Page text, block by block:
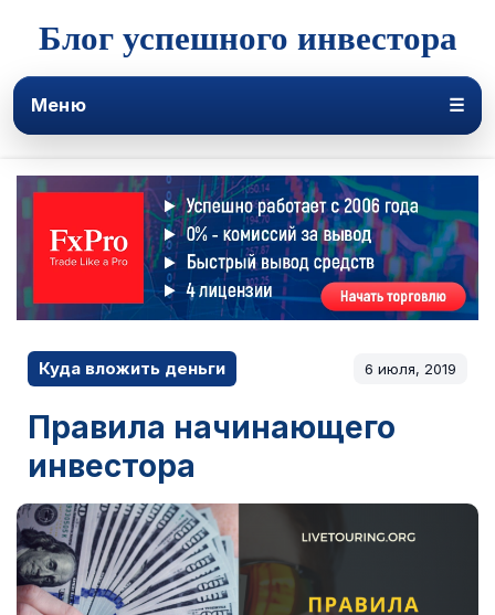
Блог успешного инвестора
Меню ☰
Куда вложить деньги 6 июля, 2019
Правила начинающего
инвестора